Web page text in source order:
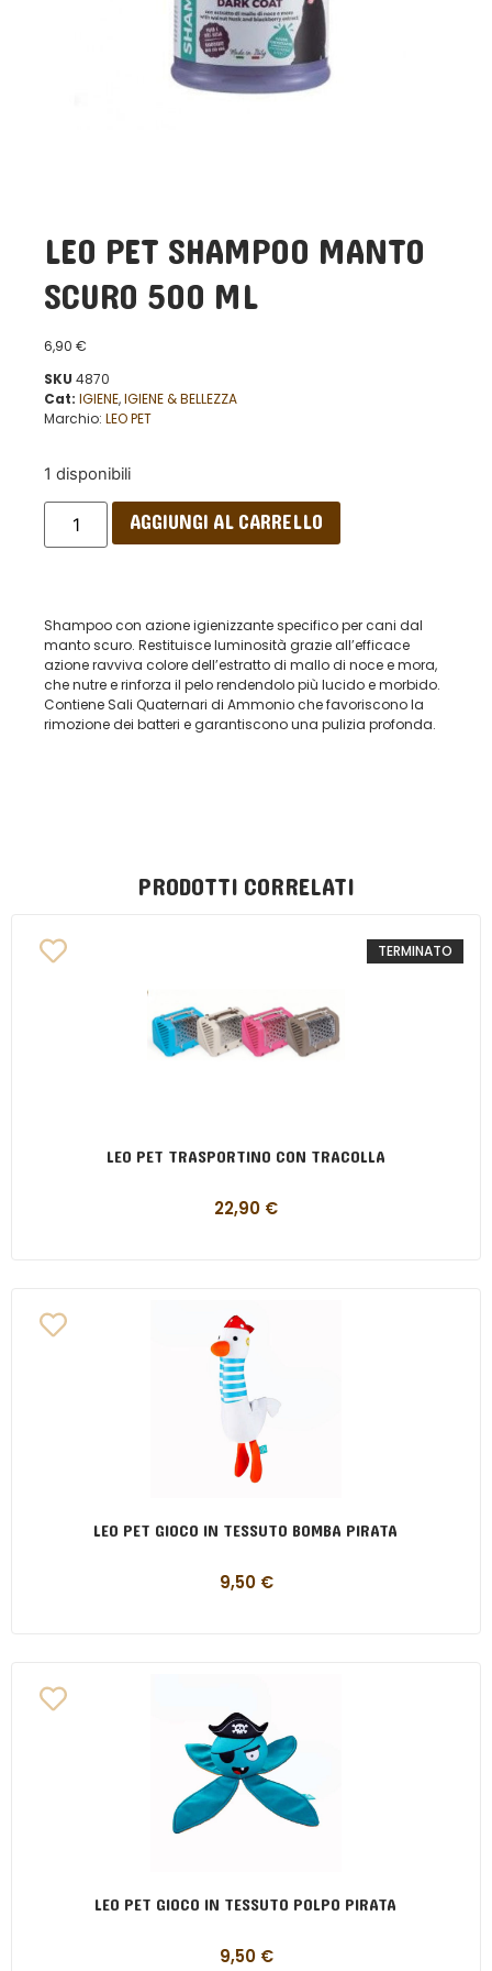
LEO PET SHAMPOO MANTO
SCURO 500 ML
6,90 €
SKU 4870
Cat: IGIENE,IGIENE & BELLEZZA
Marchio: LEO PET
1 disponibili
AGGIUNGI AL CARRELLO
Shampoo con azione igienizzante specifico per cani dal
manto scuro. Restituisce luminosità grazie all’efficace
azione ravviva colore dell’estratto di mallo di noce e mora,
che nutre e rinforza il pelo rendendolo più lucido e morbido.
Contiene Sali Quaternari di Ammonio che favoriscono la
rimozione dei batteri e garantiscono una pulizia profonda.
PRODOTTI CORRELATI
TERMINATO
LEO PET TRASPORTINO CON TRACOLLA
22,90 €
LEO PET GIOCO IN TESSUTO BOMBA PIRATA
9,50 €
LEO PET GIOCO IN TESSUTO POLPO PIRATA
9,50 €